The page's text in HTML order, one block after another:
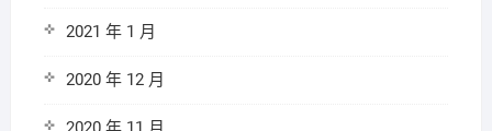
2021 年 1 月
2020 年 12 月